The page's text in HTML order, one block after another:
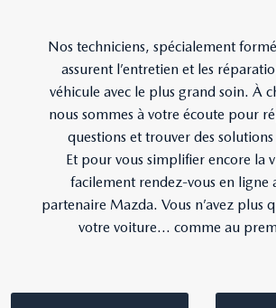
Nos techniciens, spécialement
assurent l’entretien et les
véhicule avec le plus grand soin. À
nous sommes à votre écoute pour
questions et trouver des solutions
Et pour vous simplifier encore la
facilement rendez-vous en ligne
partenaire Mazda. Vous n’avez plus
votre voiture… comme au